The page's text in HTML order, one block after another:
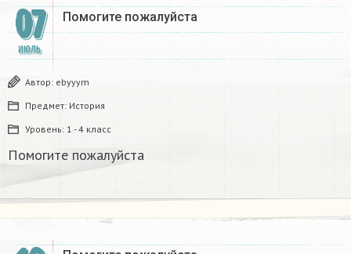
07
ИЮЛЬ
Помогите пожалуйста
Автор: ebyyym
Предмет: История
Уровень: 1 - 4 класс
Помогите пожалуйста